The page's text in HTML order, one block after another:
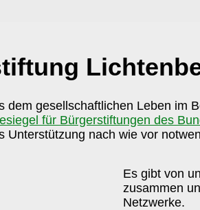
gesellschaftlichen Leben im
für Bürgerstiftungen des
nach wie vor
Es gibt von
zusammen
Netzwerke.